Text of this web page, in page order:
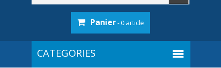
Panier- 0 article